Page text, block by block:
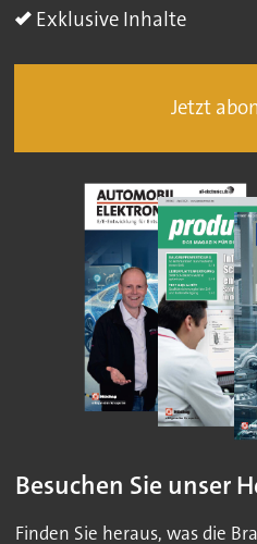
Exklusive Inhalte
Jetzt
Besuchen Sie unser
Finden Sie heraus, was die